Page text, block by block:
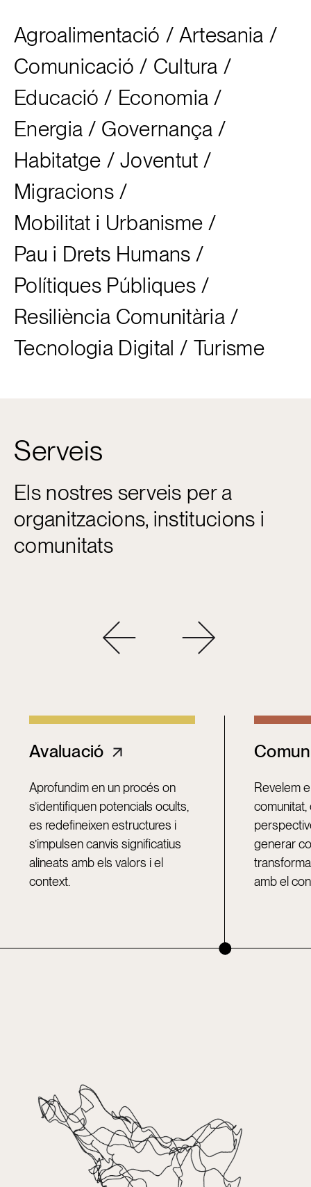
Agroalimentació / Artesania /
Comunicació / Cultura /
Educació / Economia /
Energia / Governança /
Habitatge / Joventut /
Migracions /
Mobilitat i Urbanisme /
Pau i Drets Humans /
Polítiques Públiques /
Resiliència Comunitària /
Tecnologia Digital / Turisme
Serveis
Els nostres serveis per a
organitzacions, institucions i
comunitats
Next
Avaluació
Aprofundim en un procés on
s’identifiquen potencials ocults,
es redefineixen estructures i
s’impulsen canvis significatius
alineats amb els valors i el
context.
Revelem
generar
amb el